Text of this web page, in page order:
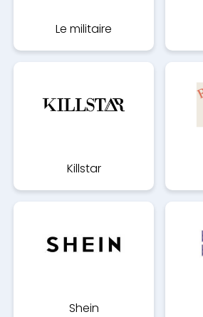
Le militaire
Killstar
Shein